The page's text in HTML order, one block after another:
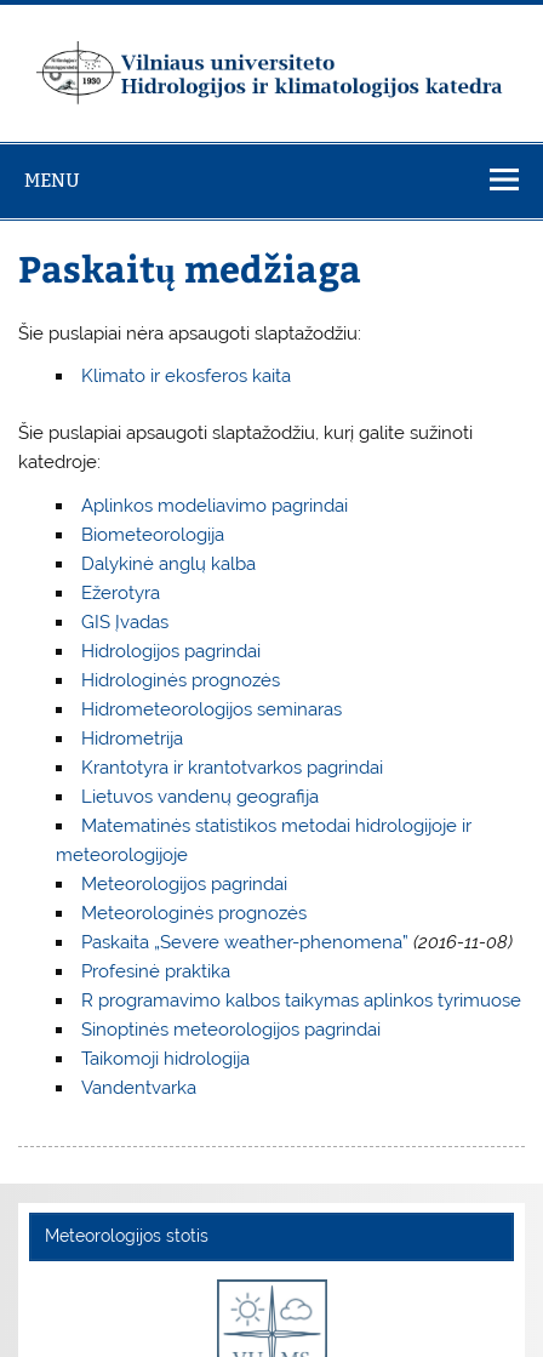
Skip
universiteto
Hidrologijos ir
klimatologijos
katedra
MENU
Paskaitų medžiaga
Šie puslapiai nėra apsaugoti slaptažodžiu:
Klimato ir ekosferos kaita
Šie puslapiai apsaugoti slaptažodžiu, kurį galite sužinoti
katedroje:
Aplinkos modeliavimo pagrindai
Biometeorologija
Dalykinė anglų kalba
Ežerotyra
GIS Įvadas
Hidrologijos pagrindai
Hidrologinės prognozės
Hidrometeorologijos seminaras
Hidrometrija
Krantotyra ir krantotvarkos pagrindai
Lietuvos vandenų geografija
Matematinės statistikos metodai hidrologijoje ir
meteorologijoje
Meteorologijos pagrindai
Meteorologinės prognozės
Paskaita „Severe weather-phenomena” (2016-11-08)
Profesinė praktika
R programavimo kalbos taikymas aplinkos tyrimuose
Sinoptinės meteorologijos pagrindai
Taikomoji hidrologija
Vandentvarka
Meteorologijos stotis